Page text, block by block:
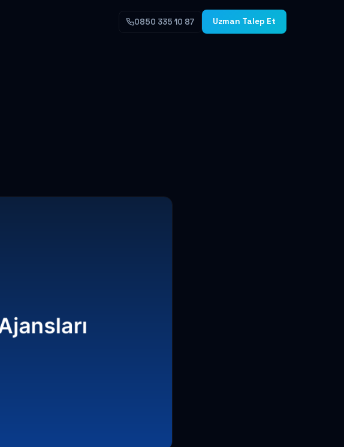
0850 335 10 87 Uzman Talep Et